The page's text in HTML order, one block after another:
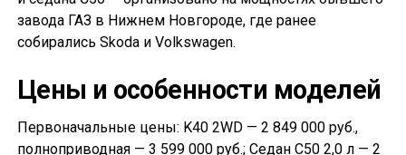
завода ГАЗ в Нижнем Новгороде, где ранее
собирались Skoda и Volkswagen.
Цены и особенности моделей
Первоначальные цены: K40 2WD — 2 849 000 руб.,
полноприводная — 3 599 000 руб.; Седан С50 2,0 л — 2